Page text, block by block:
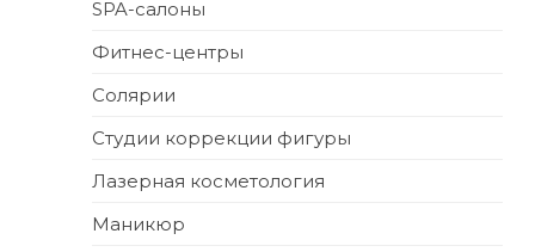
SPA-салоны
Фитнес-центры
Солярии
Студии коррекции фигуры
Лазерная косметология
Маникюр